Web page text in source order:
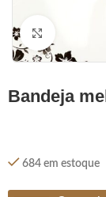
bandeja
684 em estoque